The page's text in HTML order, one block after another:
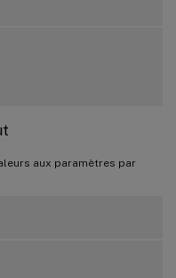
aux paramètres par